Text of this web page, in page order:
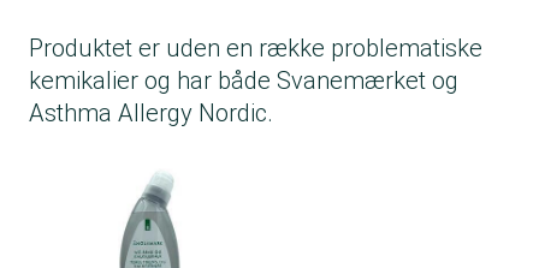
Produktet er uden en række problematiske
kemikalier og har både Svanemærket og
Asthma Allergy Nordic.